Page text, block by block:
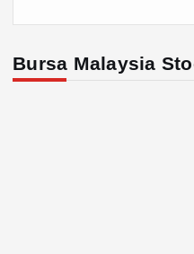
Bursa Malaysia